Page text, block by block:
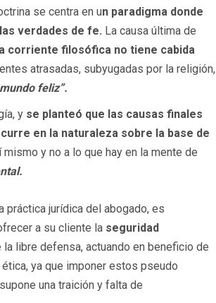
se centra en un paradigma donde
verdades de fe. La causa última de
corriente filosófica no tiene cabida
atrasadas, subyugadas por la religión,
feliz”.
y se planteó que las causas finales
en la naturaleza sobre la base de
y no a lo que hay en la mente de
práctica jurídica del abogado, es
a su cliente la seguridad
libre defensa, actuando en beneficio de
ya que imponer estos pseudo
una traición y falta de